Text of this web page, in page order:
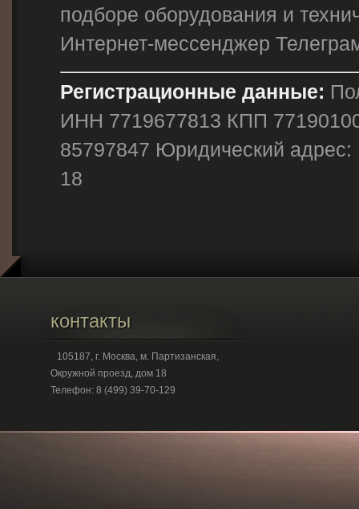
подборе оборудования и
Интернет-мессенджер
Регистрационные данные:
ИНН 7719677813 КПП
85797847 Юридический
18
контакты
105187, г. Москва, м. Партизанская,
Окружной проезд, дом 18
Телефон: 8 (499) 39-70-129